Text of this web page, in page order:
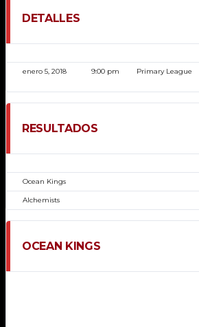
DETALLES
enero 5, 2018 9:00 pm Primary League
RESULTADOS
Ocean Kings
Alchemists
OCEAN KINGS